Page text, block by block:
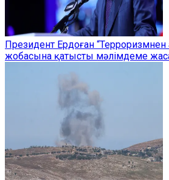
Президент Ердоған “Терроризмнен
жобасына қатысты мәлімдеме